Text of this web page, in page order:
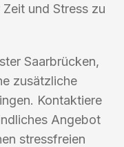
und Stress zu
Saarbrücken,
zusätzliche
Kontaktiere
Angebot
stressfreien